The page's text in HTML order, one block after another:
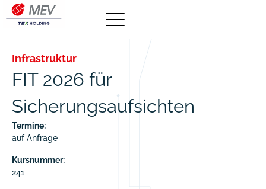
Infrastruktur
FIT 2026 für
Sicherungsaufsichten
Termine:
auf Anfrage
Kursnummer:
241